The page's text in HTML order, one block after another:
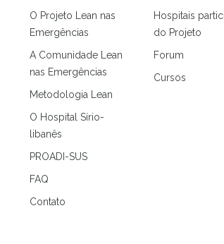
O Projeto Lean nas
Emergências
A Comunidade Lean
nas Emergências
Metodologia Lean
O Hospital Sírio-
libanês
PROADI-SUS
FAQ
Contato
Hospitais
do Projeto
Forum
Cursos